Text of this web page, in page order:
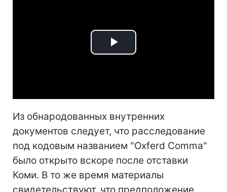
Play
Из обнародованных внутренних
документов следует, что расследование
под кодовым названием "Oxferd Comma"
было открыто вскоре после отставки
Коми. В то же время материалы
свидетельствуют, что предположение,